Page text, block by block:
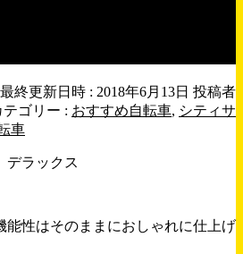
最終更新日時 : 2018年6月13日 投稿者
テゴリー : おすすめ自転車, シティサ
車
ラックス
性はそのままにおしゃれに仕上げ